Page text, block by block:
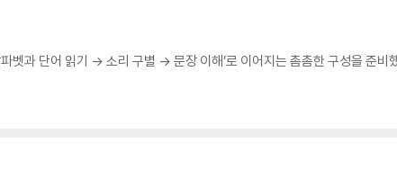
벳과 단어 읽기 → 소리 구별 → 문장 이해’로 이어지는 촘촘한 구성을 준비